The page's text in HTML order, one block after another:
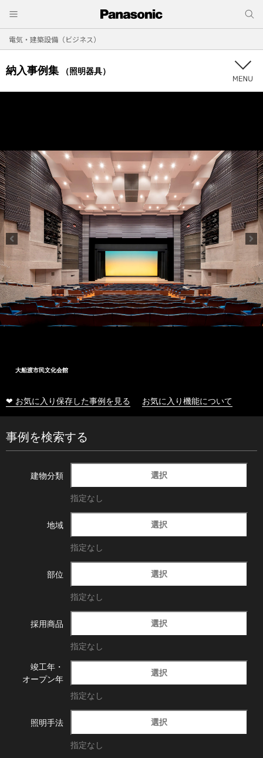
電気・建築設備（ビジネス）
納入事例集 （照明器具）
大船渡市民文化会館
❤ お気に入り保存した事例を見る お気に入り機能について
事例を検索する
建物分類 選択
指定なし
地域 選択
指定なし
部位 選択
指定なし
採用商品 選択
指定なし
竣工年・
オープン年
選択
指定なし
照明手法 選択
指定なし